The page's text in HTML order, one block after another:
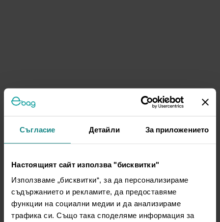
Съгласие Детайли За приложението
Настоящият сайт използва "бисквитки"
Използваме „бисквитки“, за да персонализираме
съдържанието и рекламите, да предоставяме
функции на социални медии и да анализираме
трафика си. Също така споделяме информация за